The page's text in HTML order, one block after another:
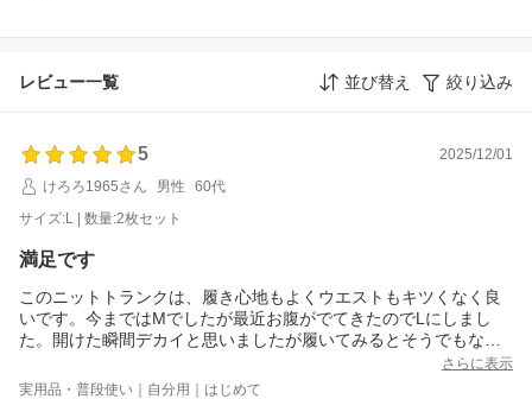
レビュー一覧 並び替え 絞り込み
5
2025/12/01
けろろ1965さん
男性
60代
サイズ:L | 数量:2枚セット
満足です
このニットトランクは、履き心地もよくウエストもキツくなく良
いです。今まではMでしたが最近お腹がでてきたのでLにしまし
た。開けた瞬間デカイと思いましたが履いてみるとそうでもなか
ったです。サイズ的には微妙ですか、パツパツよりはゆとりがあ
り良かったです。対応も早く助かりました。ありがとうございま
さらに表示
実用品・普段使い｜自分用｜はじめて